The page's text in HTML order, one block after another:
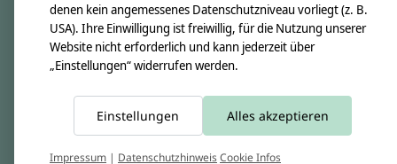
Unsere Stoffe
Impressum
Informationen
Kontakt
denen kein angemessenes Datenschutzniveau vorliegt (z. B.
USA). Ihre Einwilligung ist freiwillig, für die Nutzung unserer
Website nicht erforderlich und kann jederzeit über
„Einstellungen“ widerrufen werden.
Einstellungen Alles akzeptieren
Impressum | DatenschutzhinweisCookie Infos